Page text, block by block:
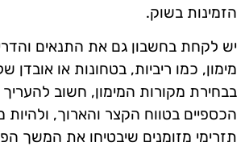
הזמינות בשוק.
יש לקחת בחשבון גם את התנאים
מימון, כמו ריביות, בטחונות או אובדן
בבחירת מקורות המימון, חשוב
הכספיים בטווח הקצר והארוך, ולהיות
תזרימי מזומנים שיבטיחו את המשך